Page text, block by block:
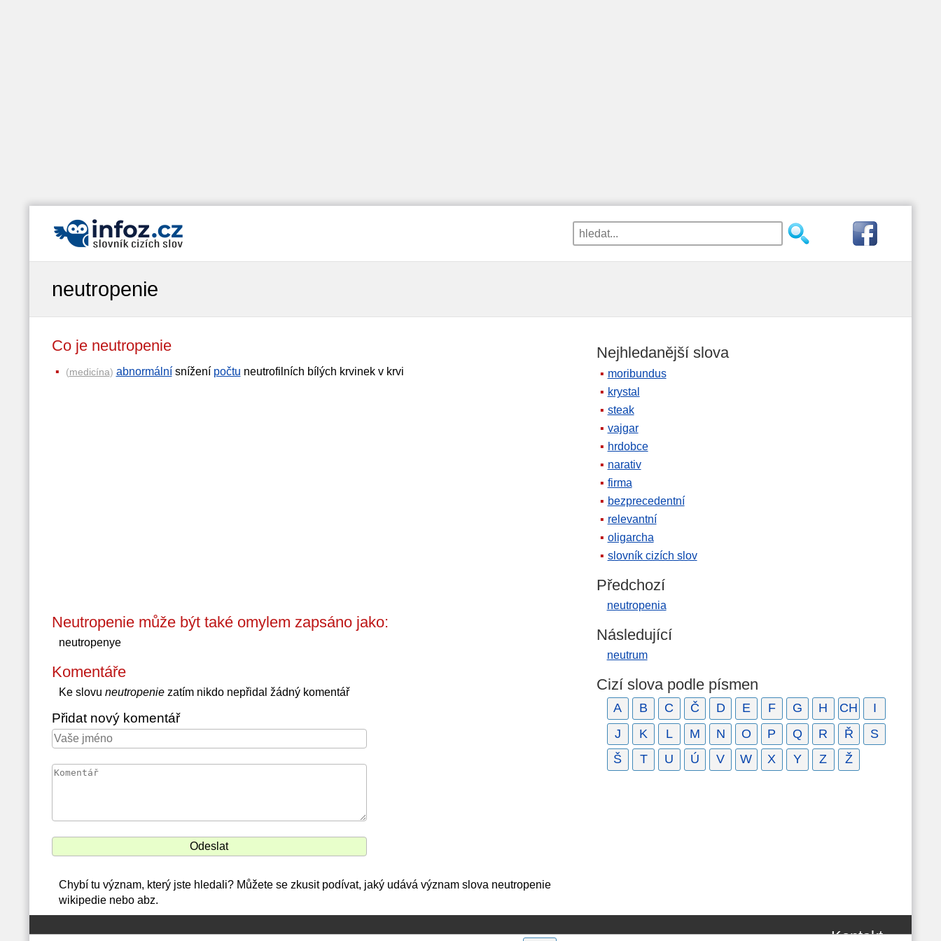
neutropenie
Co je neutropenie
(medicína) abnormálnísnížení počtu neutrofilních bílých krvinek v krvi
Neutropenie může být také omylem zapsáno jako:
neutropenye
Komentáře
Ke slovu neutropeniezatím nikdo nepřidal žádný komentář
Přidat nový komentář
Chybí tu význam, který jste hledali? Můžete se zkusit podívat, jaký udává význam slova neutropenie
wikipedie nebo abz.
Nejhledanější slova
moribundus
krystal
steak
vajgar
hrdobce
narativ
firma
bezprecedentní
relevantní
oligarcha
slovník cizích slov
Předchozí
neutropenia
Následující
neutrum
Cizí slova podle písmen
A B C Č D E F G H CH
I
J
K L M N O P Q R Ř
S
Š
T U Ú V W X Y Z Ž
Kontakt